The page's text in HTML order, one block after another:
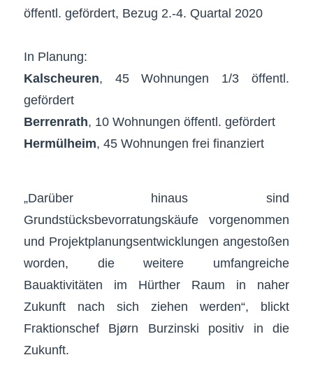
öffentl. gefördert, Bezug 2.-4. Quartal 2020
In Planung:
Kalscheuren, 45 Wohnungen 1/3 öffentl.
gefördert
Berrenrath, 10 Wohnungen öffentl. gefördert
Hermülheim, 45 Wohnungen frei finanziert
„Darüber hinaus sind
Grundstücksbevorratungskäufe vorgenommen
und Projektplanungsentwicklungen angestoßen
worden, die weitere umfangreiche
Bauaktivitäten im Hürther Raum in naher
Zukunft nach sich ziehen werden“, blickt
Fraktionschef Bjørn Burzinski positiv in die
Zukunft.